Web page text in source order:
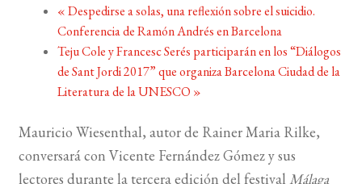
CONTACTO
MI CUENTA
LISTA DE LIBROS
«Despedirse a solas, una reflexión sobre el suicidio.
Conferencia de Ramón Andrés en Barcelona
Teju Cole y Francesc Serés participarán en los “Diálogos
de Sant Jordi 2017” que organiza Barcelona Ciudad de la
Literatura de la UNESCO »
Mauricio Wiesenthal, autor de Rainer Maria Rilke,
conversará con Vicente Fernández Gómez y sus
lectores durante la tercera edición del festival Málaga